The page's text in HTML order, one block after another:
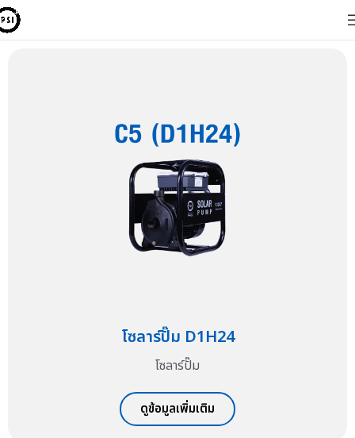
โซลาร์ปั๊ม D1H24
โซลาร์ปั๊ม
ดูข้อมูลเพิ่มเติม